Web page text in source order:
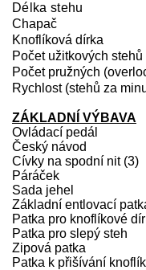
Délka stehu
Chapač
Knoflíková dírka
Počet užitkových stehů
Počet pružných
Rychlost (stehů za
ZÁKLADNÍ VÝBAVA
Ovládací pedál
Český návod
Cívky na spodní nit (3)
Páráček
Sada jehel
Základní entlovací
Patka pro knoflíkové
Patka pro slepý steh
Zipová patka
Patka k přišívání